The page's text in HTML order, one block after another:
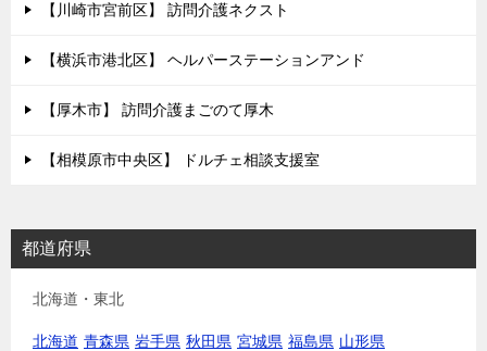
【川崎市宮前区】 訪問介護ネクスト
【横浜市港北区】 ヘルパーステーションアンド
【厚木市】 訪問介護まごのて厚木
【相模原市中央区】 ドルチェ相談支援室
都道府県
北海道・東北
北海道 青森県 岩手県 秋田県 宮城県 福島県 山形県